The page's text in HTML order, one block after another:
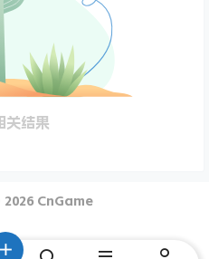
关结果
CnGame